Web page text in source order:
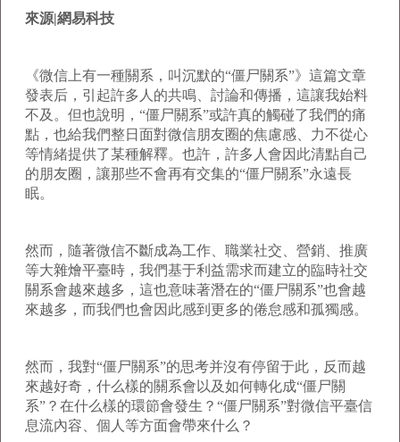
來源|網易科技
《微信上有一種關系，叫沉默的“僵尸關系”》這篇文章
發表后，引起許多人的共鳴、討論和傳播，這讓我始料
不及。但也說明，“僵尸關系”或許真的觸碰了我們的痛
點，也給我們整日面對微信朋友圈的焦慮感、力不從心
等情緒提供了某種解釋。也許，許多人會因此清點自己
的朋友圈，讓那些不會再有交集的“僵尸關系”永遠長
眠。
然而，隨著微信不斷成為工作、職業社交、營銷、推廣
等大雜燴平臺時，我們基于利益需求而建立的臨時社交
關系會越來越多，這也意味著潛在的“僵尸關系”也會越
來越多，而我們也會因此感到更多的倦怠感和孤獨感。
然而，我對“僵尸關系”的思考并沒有停留于此，反而越
來越好奇，什么樣的關系會以及如何轉化成“僵尸關
系”？在什么樣的環節會發生？“僵尸關系”對微信平臺信
息流內容、個人等方面會帶來什么？